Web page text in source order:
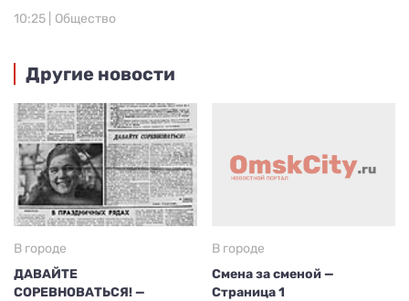
10:25 | Общество
Другие новости
В городе
ДАВАЙТЕ
СОРЕВНОВАТЬСЯ! —
В городе
Смена за сменой —
Страница 1